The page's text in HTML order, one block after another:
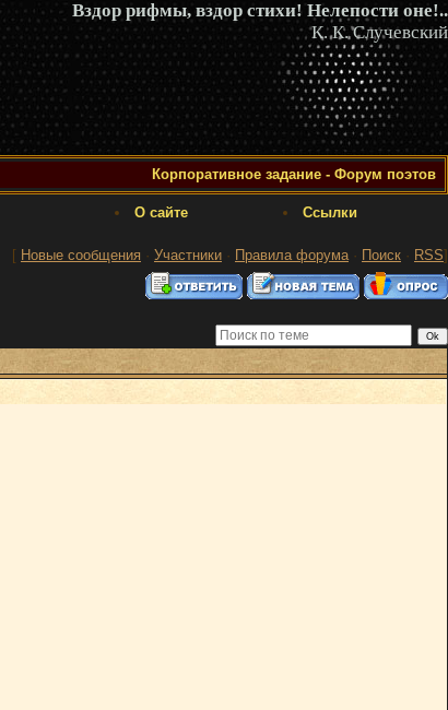
Вздор рифмы, вздор стихи! Нелепости оне!..
К. К. Случевский
Корпоративное задание - Форум поэтов
О сайте Ссылки
[ Новые сообщения · Участники · Правила форума· Поиск · RSS]